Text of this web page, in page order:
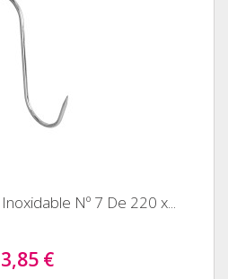
Nº 7 De 220 x...
3,85 €